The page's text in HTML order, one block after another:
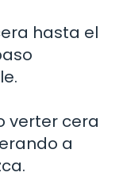
hasta el
verter cera
a